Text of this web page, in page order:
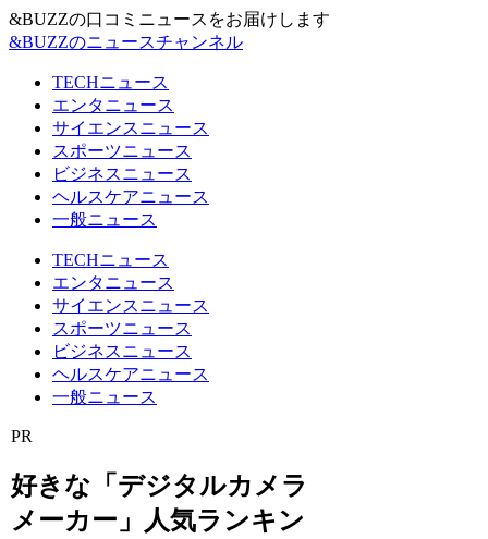
&BUZZの口コミニュースをお届けします
&BUZZのニュースチャンネル
TECHニュース
エンタニュース
サイエンスニュース
スポーツニュース
ビジネスニュース
ヘルスケアニュース
一般ニュース
TECHニュース
エンタニュース
サイエンスニュース
スポーツニュース
ビジネスニュース
ヘルスケアニュース
一般ニュース
PR
好きな「デジタルカメラ
メーカー」人気ランキン